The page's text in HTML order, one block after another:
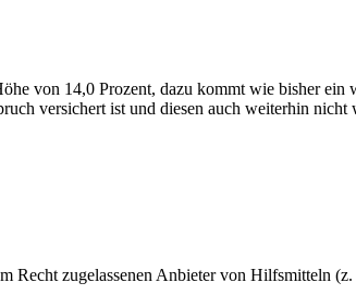
von 14,0 Prozent, dazu kommt wie bisher
versichert ist und diesen auch weiterhin
zugelassenen Anbieter von Hilfsmitteln